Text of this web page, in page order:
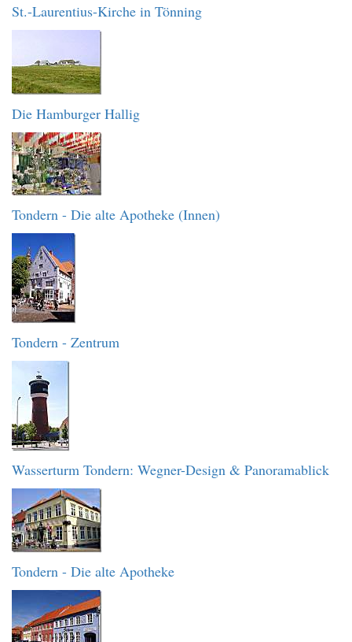
St.-Laurentius-Kirche in Tönning
Die Hamburger Hallig
Tondern - Die alte Apotheke (Innen)
Tondern - Zentrum
Wasserturm Tondern: Wegner-Design & Panoramablick
Tondern - Die alte Apotheke